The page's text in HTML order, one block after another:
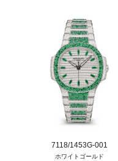
7118/1453G-001
ホワイトゴールド